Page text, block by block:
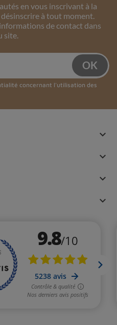
en vous inscrivant à la
à tout moment.
de contact dans
site.
concernant l'utilisation des



